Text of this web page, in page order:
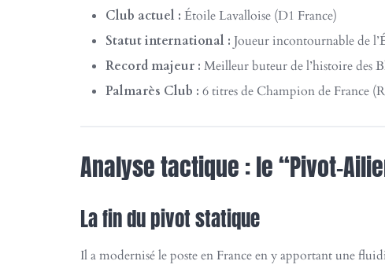
Club actuel : Étoile Lavalloise (D1 France)
Statut international : Joueur incontournable de
Record majeur : Meilleur buteur de l’histoire des
Palmarès Club : 6 titres de Champion de France
Analyse tactique : le “Pivot-
La fin du pivot statique
Il a modernisé le poste en France en y apportant une